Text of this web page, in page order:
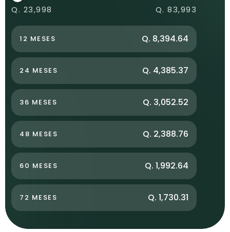
Q. 23,998 Q. 83,993
12 MESES Q. 8,394.64
24 MESES Q. 4,385.37
36 MESES Q. 3,052.52
48 MESES Q. 2,388.76
60 MESES Q. 1,992.64
72 MESES Q. 1,730.31